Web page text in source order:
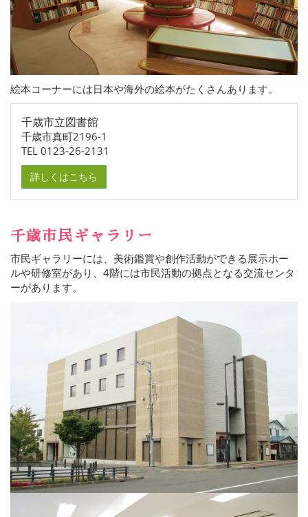
絵本コーナーには日本や海外の絵本がたくさんあります。
千歳市立図書館
千歳市真町2196-1
TEL 0123-26-2131
詳しくはこちら
千歳市民ギャラリー
市民ギャラリーには、美術鑑賞や創作活動ができる展示ホー
ルや研修室があり、4階には市民活動の拠点となる交流センタ
ーがあります。